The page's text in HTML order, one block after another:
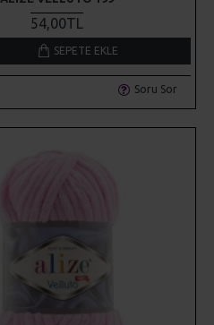
54,00TL
SEPETE EKLE
Soru Sor